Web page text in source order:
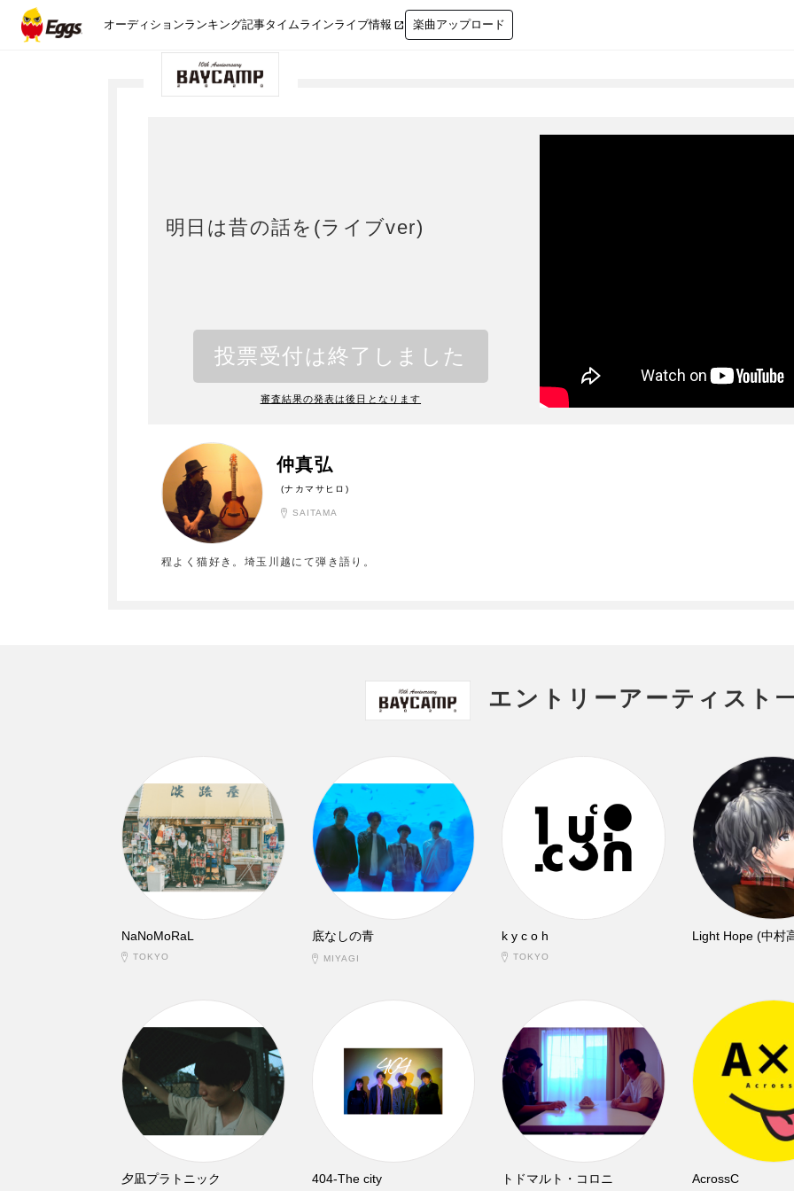
オーディションランキング記事タイムラインライブ情報  楽曲アップロード
明日は昔の話を(ライブver)
投票受付は終了しました
審査結果の発表は後日となります
仲真弘
(ナカマサヒロ)
SAITAMA
程よく猫好き。埼玉川越にて弾き語り。
エントリーアーティスト
NaNoMoRaL
TOKYO
底なしの青
MIYAGI
k y c o h
TOKYO
Light Hope (中村
夕凪プラトニック 404-The city トドマルト・コロニ AcrossC